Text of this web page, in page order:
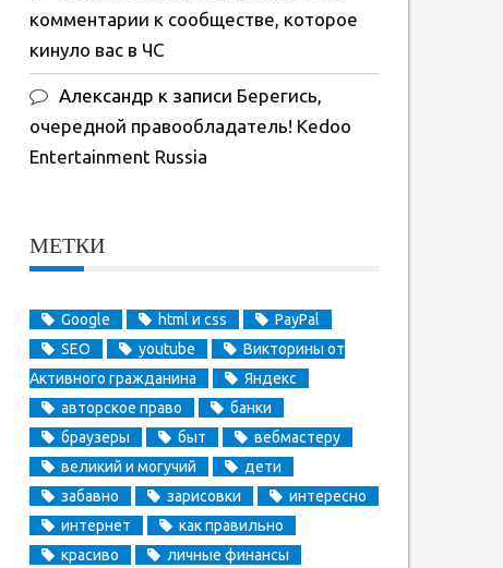
комментарии к сообществе, которое
кинуло вас в ЧС
Александр к записи Берегись,
очередной правообладатель! Kedoo
Entertainment Russia
МЕТКИ
Google html и css
PayPal
SEO
youtube
Викторины от
Активного гражданина
Яндекс
авторское право
банки
браузеры
быт
вебмастеру
великий и могучий
дети
забавно
зарисовки
интересно
интернет
как правильно
красиво
личные финансы